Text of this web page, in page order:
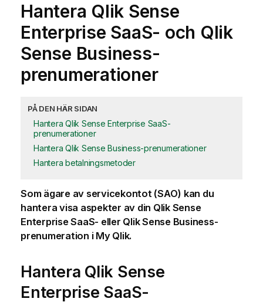
Hantera Qlik Sense
Enterprise SaaS- och Qlik
Sense Business-
prenumerationer
PÅ DEN HÄR SIDAN
Hantera Qlik Sense Enterprise SaaS-
prenumerationer
Hantera Qlik Sense Business-prenumerationer
Hantera betalningsmetoder
Som ägare av servicekontot (SAO) kan du
hantera visa aspekter av din Qlik Sense
Enterprise SaaS- eller Qlik Sense Business-
prenumeration i My Qlik.
Hantera Qlik Sense
Enterprise SaaS-